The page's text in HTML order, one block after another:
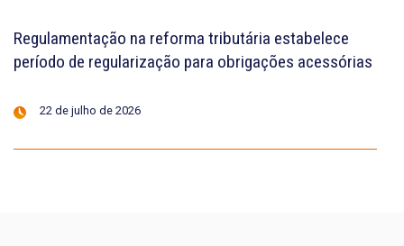
Regulamentação na reforma tributária estabelece
período de regularização para obrigações acessórias
22 de julho de 2026